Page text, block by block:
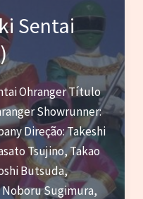
Sentai
Ohranger Título
Showrunner:
Direção: Takeshi
Tsujino, Takao
Butsuda,
Noboru Sugimura,